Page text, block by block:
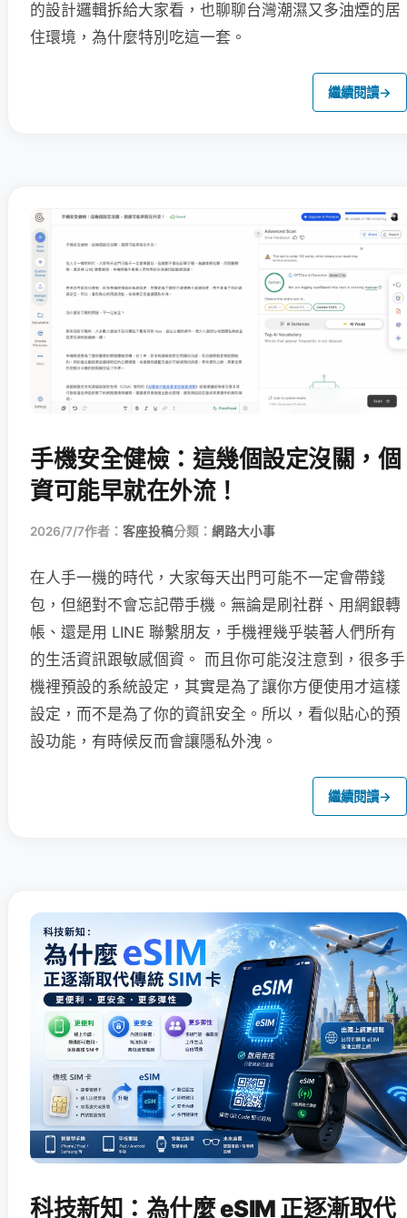
的設計邏輯拆給大家看，也聊聊台灣潮濕又多油煙的居
住環境，為什麼特別吃這一套。
繼續閱讀→
手機安全健檢：這幾個設定沒關，個
資可能早就在外流！
2026/7/7作者： 客座投稿分類： 網路大小事
在人手一機的時代，大家每天出門可能不一定會帶錢
包，但絕對不會忘記帶手機。無論是刷社群、用網銀轉
帳、還是用 LINE 聯繫朋友，手機裡幾乎裝著人們所有
的生活資訊跟敏感個資。 而且你可能沒注意到，很多手
機裡預設的系統設定，其實是為了讓你方便使用才這樣
設定，而不是為了你的資訊安全。所以，看似貼心的預
設功能，有時候反而會讓隱私外洩。
繼續閱讀→
科技新知：為什麼 eSIM 正逐漸取代